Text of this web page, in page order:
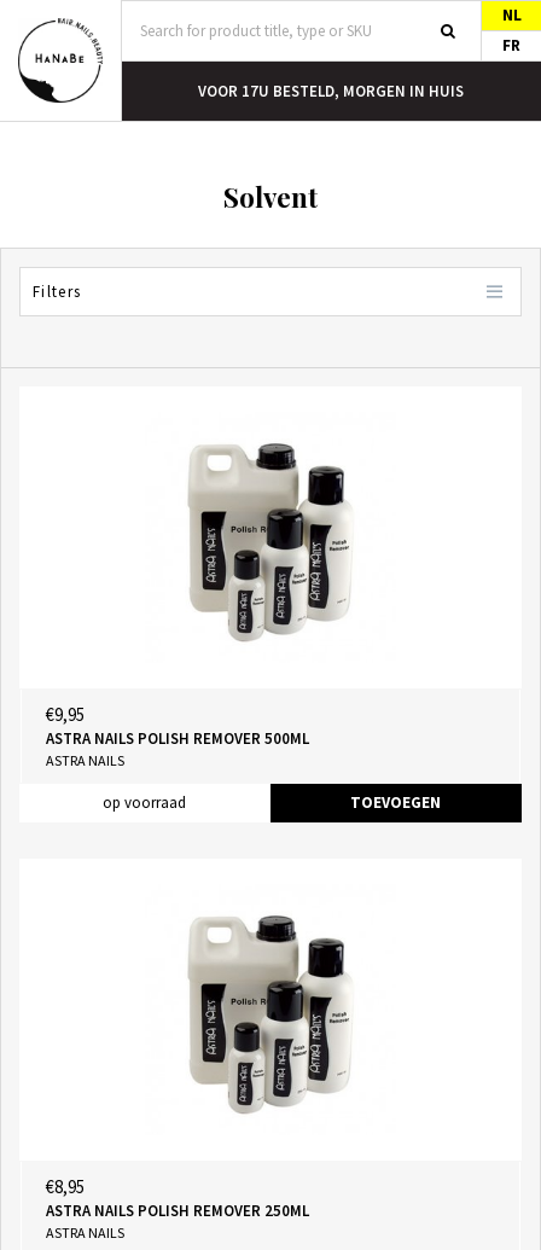
NL
FR
IN HUIS GRATIS VERZENDING VANAF €40
Solvent
Filters
€9,95
ASTRA NAILS POLISH REMOVER 500ML
ASTRA NAILS
op voorraad TOEVOEGEN
€8,95
ASTRA NAILS POLISH REMOVER 250ML
ASTRA NAILS